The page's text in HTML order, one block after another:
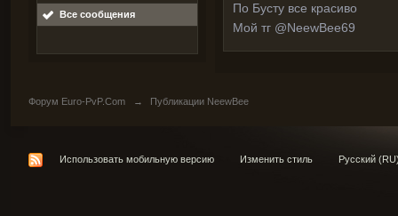
Все сообщения
По Бусту все красиво
Мой тг @NeewBee69
Форум Euro-PvP.Com → Публикации NeewBee
Использовать мобильную версию Изменить стиль Русский